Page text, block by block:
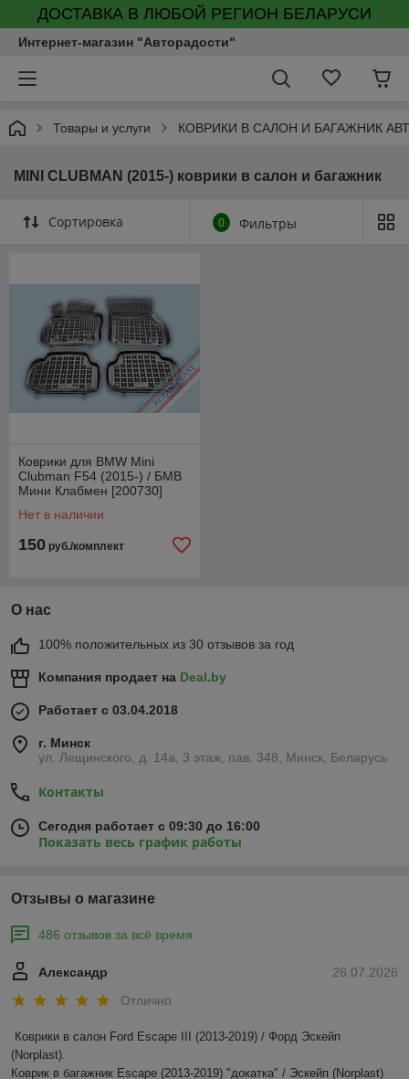
ДОСТАВКА В ЛЮБОЙ РЕГИОН БЕЛАРУСИ
Интернет-магазин "Авторадости"
Товары и услуги КОВРИКИ В САЛОН И БАГАЖНИК
MINI CLUBMAN (2015-) коврики в салон и багажник
Сортировка 0 Фильтры
Коврики для BMW Mini
Clubman F54 (2015-) / БМВ
Мини Клабмен [200730]
Нет в наличии
150 руб./комплект
О нас
100% положительных из 30 отзывов за год
Компания продает на Deal.by
Работает с 03.04.2018
г. Минск
ул. Лещинского, д. 14а, 3 этаж, пав. 348, Минск, Беларусь
Контакты
Сегодня работает с 09:30 до 16:00
Показать весь график работы
Отзывы о магазине
486 отзывов за всё время
26.07.2026
Александр
Отлично
Коврики в салон Ford Escape III (2013-2019) / Форд Эскейп
(Norplast).
Коврик в багажник Escape (2013-2019) "докатка" / Эскейп (Norplast)